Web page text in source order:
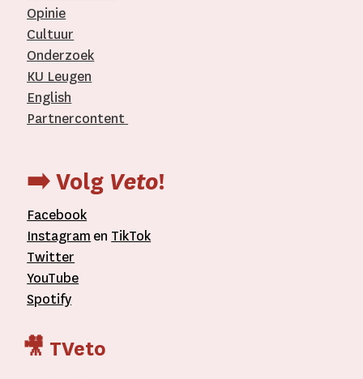
Opinie
Cultuur
Onderzoek
KU Leugen
English
Partnercontent
➡️ Volg Veto!
Facebook
Instagram en TikTok
Twitter
YouTube
Spotify
🎥 TVeto